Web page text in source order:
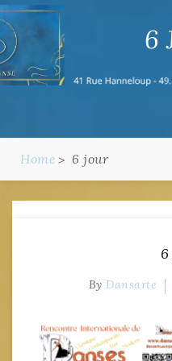
6
Home 6 jour
By Dansarte